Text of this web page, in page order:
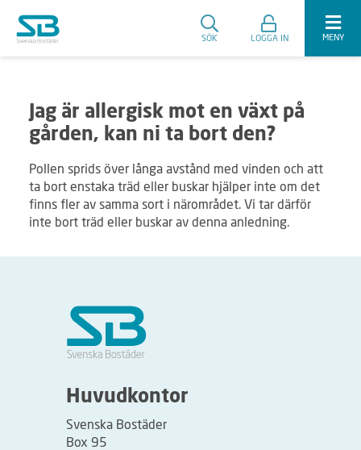
SÖK LOGGA IN MENY
Jag är allergisk mot en växt på
gården, kan ni ta bort den?
Pollen sprids över långa avstånd med vinden och att
ta bort enstaka träd eller buskar hjälper inte om det
finns fler av samma sort i närområdet. Vi tar därför
inte bort träd eller buskar av denna anledning.
Huvudkontor
Svenska Bostäder
Box 95